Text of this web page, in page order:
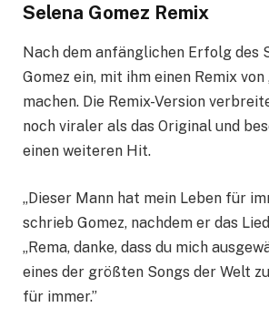
Selena Gomez Remix
Nach dem anfänglichen Erfolg des
Gomez ein, mit ihm einen Remix von
machen. Die Remix-Version
noch viraler als das Original und
einen weiteren Hit.
„Dieser Mann hat mein Leben für
schrieb Gomez, nachdem er das
„Rema, danke, dass du mich
eines der größten Songs der Welt
für immer.”